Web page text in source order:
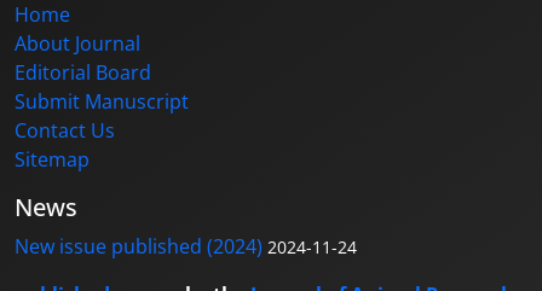
Home
About Journal
Editorial Board
Submit Manuscript
Contact Us
Sitemap
News
New issue published (2024) 2024-11-24